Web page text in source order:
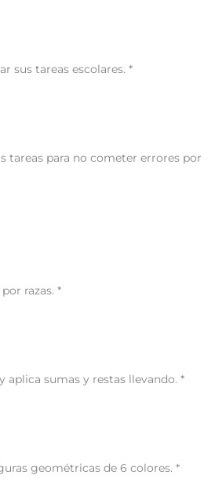
sus tareas escolares. *
tareas para no cometer errores por
razas. *
aplica sumas y restas llevando. *
geométricas de 6 colores. *